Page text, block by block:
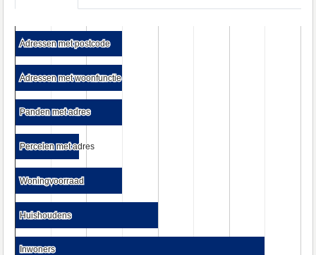
Adressen met postcode
Adressen met postcode
Adressen met woonfunctie
Adressen met woonfunctie
Panden met adres
Panden met adres
Percelen met adres
Percelen met adres
Woningvoorraad
Woningvoorraad
Huishoudens
Huishoudens
Inwoners
Inwoners